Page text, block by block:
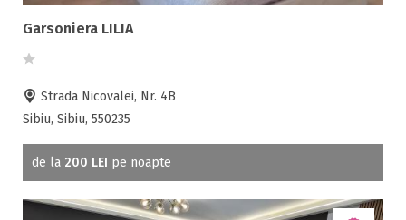
Garsoniera LILIA
Strada Nicovalei, Nr. 4B
Sibiu, Sibiu, 550235
de la 200 LEI pe noapte